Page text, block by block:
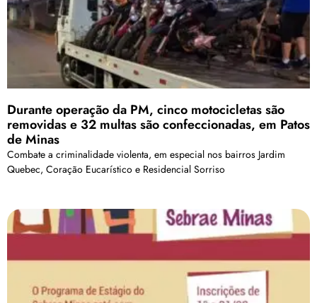
Durante operação da PM, cinco motocicletas são
removidas e 32 multas são confeccionadas, em Patos
de Minas
Combate a criminalidade violenta, em especial nos bairros Jardim
Quebec, Coração Eucarístico e Residencial Sorriso